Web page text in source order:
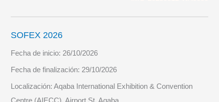
SOFEX 2026
Fecha de inicio:26/10/2026
Fecha de finalización:29/10/2026
Localización:Aqaba International Exhibition & Convention